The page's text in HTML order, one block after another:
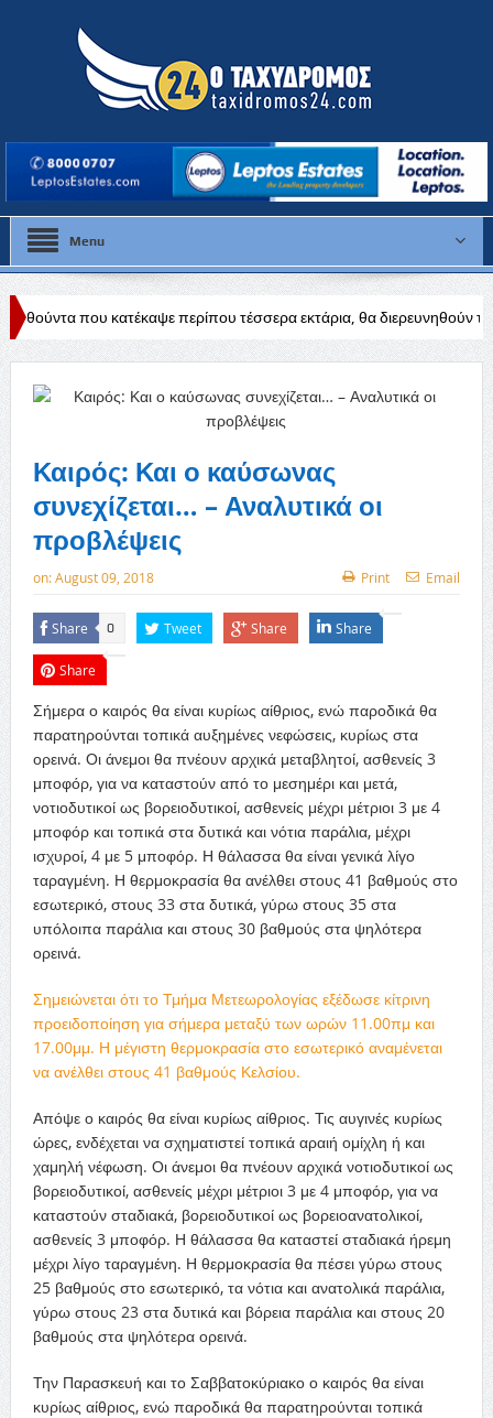
Menu
περίπου τέσσερα εκτάρια, θα διερευνηθούν τα αίτια
Καιρός: Και ο καύσωνας
συνεχίζεται… – Αναλυτικά οι
προβλέψεις
on:August 09, 2018 Print Email
Share 0 Tweet Share Share
Share
Σήμερα ο καιρός θα είναι κυρίως αίθριος, ενώ παροδικά θα
παρατηρούνται τοπικά αυξημένες νεφώσεις, κυρίως στα
ορεινά. Οι άνεμοι θα πνέουν αρχικά μεταβλητοί, ασθενείς 3
μποφόρ, για να καταστούν από το μεσημέρι και μετά,
νοτιοδυτικοί ως βορειοδυτικοί, ασθενείς μέχρι μέτριοι 3 με 4
μποφόρ και τοπικά στα δυτικά και νότια παράλια, μέχρι
ισχυροί, 4 με 5 μποφόρ. Η θάλασσα θα είναι γενικά λίγο
ταραγμένη. Η θερμοκρασία θα ανέλθει στους 41 βαθμούς στο
εσωτερικό, στους 33 στα δυτικά, γύρω στους 35 στα
υπόλοιπα παράλια και στους 30 βαθμούς στα ψηλότερα
ορεινά.
Σημειώνεται ότι το Τμήμα Μετεωρολογίας εξέδωσε κίτρινη
προειδοποίηση για σήμερα μεταξύ των ωρών 11.00πμ και
17.00μμ. Η μέγιστη θερμοκρασία στο εσωτερικό αναμένεται
να ανέλθει στους 41 βαθμούς Κελσίου.
Απόψε ο καιρός θα είναι κυρίως αίθριος. Τις αυγινές κυρίως
ώρες, ενδέχεται να σχηματιστεί τοπικά αραιή ομίχλη ή και
χαμηλή νέφωση. Οι άνεμοι θα πνέουν αρχικά νοτιοδυτικοί ως
βορειοδυτικοί, ασθενείς μέχρι μέτριοι 3 με 4 μποφόρ, για να
καταστούν σταδιακά, βορειοδυτικοί ως βορειοανατολικοί,
ασθενείς 3 μποφόρ. Η θάλασσα θα καταστεί σταδιακά ήρεμη
μέχρι λίγο ταραγμένη. Η θερμοκρασία θα πέσει γύρω στους
25 βαθμούς στο εσωτερικό, τα νότια και ανατολικά παράλια,
γύρω στους 23 στα δυτικά και βόρεια παράλια και στους 20
βαθμούς στα ψηλότερα ορεινά.
Την Παρασκευή και το Σαββατοκύριακο ο καιρός θα είναι
κυρίως αίθριος, ενώ παροδικά θα παρατηρούνται τοπικά